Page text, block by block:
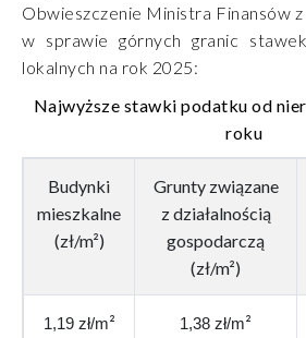
Obwieszczenie Ministra Finansów
w sprawie górnych granic
lokalnych na rok 2025:
Najwyższe stawki podatku od
roku
Budynki
mieszkalne
(zł/m²)
Grunty związane
z działalnością
gospodarczą
(zł/m²)
1,19 zł/m² 1,38 zł/m²